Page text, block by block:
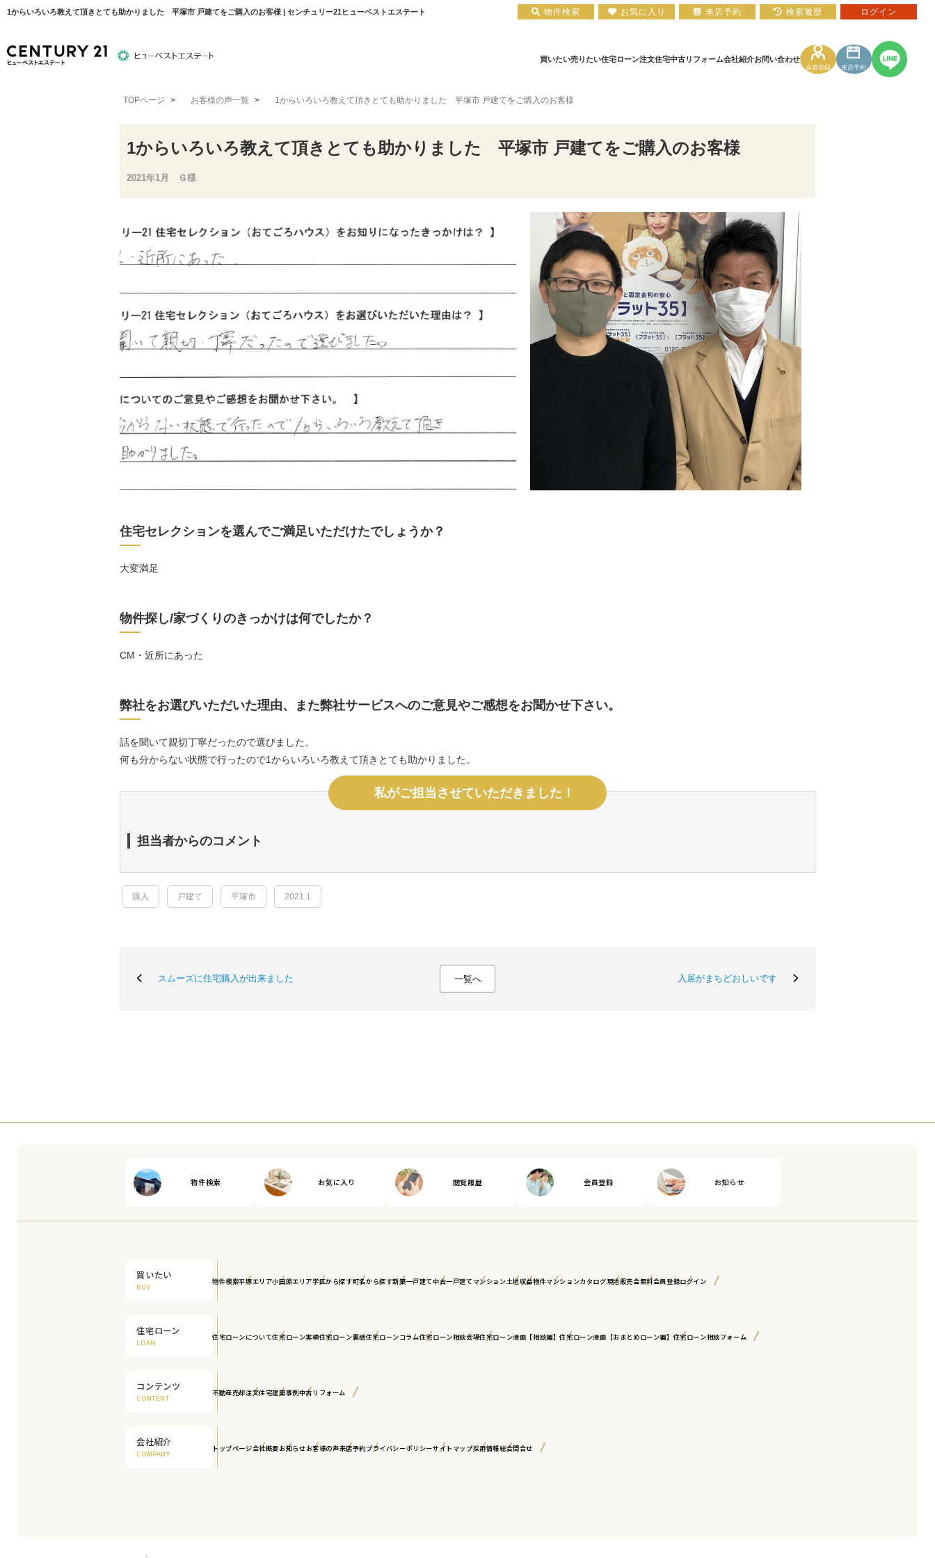
1からいろいろ教えて頂きとても助かりました 平塚市 戸建てをご購入のお客様 | センチュリー21ヒューベストエステート
買いたい
物件検索 平塚エリア 小田原エリア 新築一戸建て 中古一戸建て 中古マンション
売りたい住宅ローン
住宅ローンについて 住宅ローン実績 住宅ローン裏話 住宅ローンコラム 住宅ローン相談会場
注文住宅
注文住宅について 建築実績
中古リフォーム会社紹介
会社概要 お知らせ お客様の声 平塚店 小田原店
お問い合わせ
会員登録 来店予約
TOPページ > お客様の声一覧 > 1からいろいろ教えて頂きとても助かりました 平塚市 戸建てをご購入のお客様
1からいろいろ教えて頂きとても助かりました 平塚市 戸建てをご購入のお客様
2021年1月 Ｇ様
住宅セレクションを選んでご満足いただけたでしょうか？
大変満足
物件探し/家づくりのきっかけは何でしたか？
CM・近所にあった
弊社をお選びいただいた理由、また弊社サービスへのご意見やご感想をお聞かせ下さい。
話を聞いて親切丁寧だったので選びました。
何も分からない状態で行ったので1からいろいろ教えて頂きとても助かりました。
私がご担当させていただきました！
担当者からのコメント
購入 戸建て 平塚市 2021.1
スムーズに住宅購入が出来ました 一覧へ 入居がまちどおしいです
物件検索 お気に入り 閲覧履歴 会員登録 お知らせ
買いたい
BUY
物件検索平塚エリア小田原エリア学区から探す町名から探す新築一戸建て中古一戸建て マンション土地収益物件マンションカタログ現地販売会無料会員登録ログイン
住宅ローン
LOAN
住宅ローンについて住宅ローン実績住宅ローン裏話住宅ローンコラム住宅ローン相談会場住宅ローン漫画【相談編】住宅ローン漫画【おまとめローン編】 住宅ローン相談フォーム
コンテンツ
CONTENT
不動産売却注文住宅建築事例中古リフォーム
会社紹介
COMPANY
トップページ会社概要お知らせお客様の声来店予約プライバシーポリシーサイトマップ採用情報総合問合せ
物件検索 お気に入り 来店予約 検索履歴 ログイン